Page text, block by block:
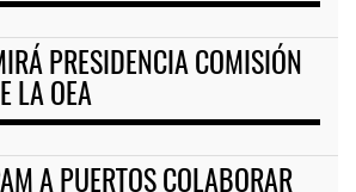
PRESIDENCIA COMISIÓN
LA OEA
A PUERTOS COLABORAR